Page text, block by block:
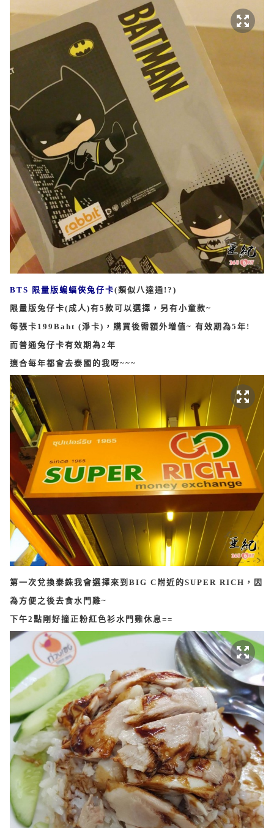
BTS 限量版蝙蝠俠兔仔卡(類似八達通!?)
限量版兔仔卡(成人)有5款可以選擇，另有小童款~
每張卡199Baht (淨卡)，購買後需額外增值~ 有效期為5年!
而普通兔仔卡有效期為2年
適合每年都會去泰國的我呀~~~
第一次兌換泰銖我會選擇來到BIG C附近的SUPER RICH，因
為方便之後去食水門雞~
下午2點剛好撞正粉紅色衫水門雞休息==